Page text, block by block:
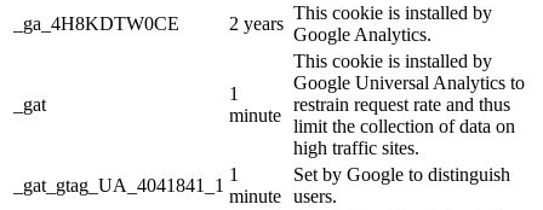
_ga_4H8KDTW0CE
2 years
This cookie is installed by
Google Analytics.
_gat
1
minute
This cookie is installed by
Google Universal Analytics to
restrain request rate and thus
limit the collection of data on
high traffic sites.
_gat_gtag_UA_4041841_1
1
minute
Set by Google to distinguish
users.